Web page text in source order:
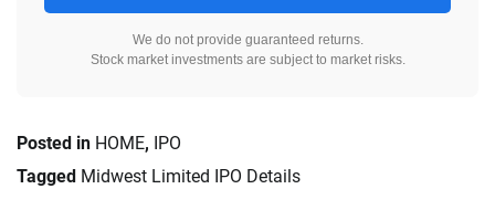
We do not provide guaranteed returns.
Stock market investments are subject to market risks.
Posted in HOME, IPO
Tagged Midwest Limited IPO Details